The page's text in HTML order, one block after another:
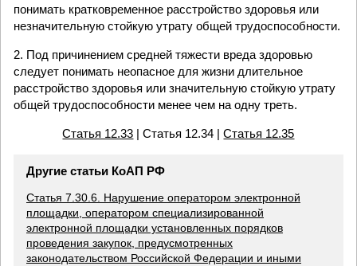
понимать кратковременное расстройство здоровья или
незначительную стойкую утрату общей трудоспособности.
2. Под причинением средней тяжести вреда здоровью
следует понимать неопасное для жизни длительное
расстройство здоровья или значительную стойкую утрату
общей трудоспособности менее чем на одну треть.
Статья 12.33 | Статья 12.34 |Статья 12.35
Другие статьи КоАП РФ
Статья 7.30.6. Нарушение оператором электронной
площадки, оператором специализированной
электронной площадки установленных порядков
проведения закупок, предусмотренных
законодательством Российской Федерации и иными